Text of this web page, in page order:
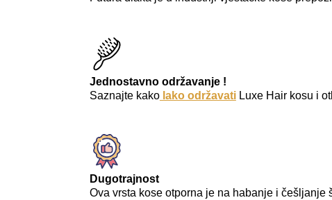
Jednostavno održavanje !
Saznajte kakolako održavatiLuxe Hair kosu i
Dugotrajnost
Ova vrsta kose otporna je na habanje i